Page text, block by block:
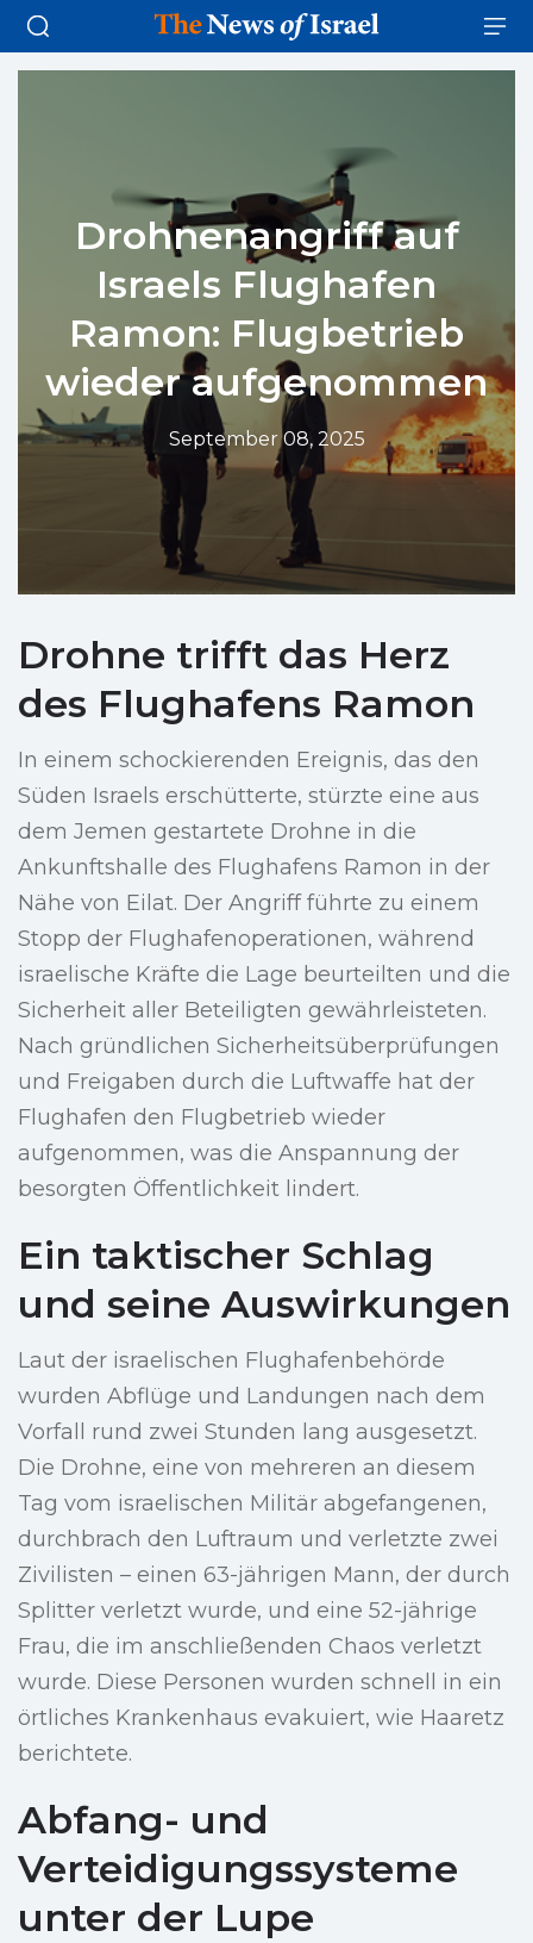
Drohnenangriff auf
Israels Flughafen
Ramon: Flugbetrieb
wieder aufgenommen
September 08, 2025
Drohne trifft das Herz
des Flughafens Ramon
In einem schockierenden Ereignis, das den
Süden Israels erschütterte, stürzte eine aus
dem Jemen gestartete Drohne in die
Ankunftshalle des Flughafens Ramon in der
Nähe von Eilat. Der Angriff führte zu einem
Stopp der Flughafenoperationen, während
israelische Kräfte die Lage beurteilten und die
Sicherheit aller Beteiligten gewährleisteten.
Nach gründlichen Sicherheitsüberprüfungen
und Freigaben durch die Luftwaffe hat der
Flughafen den Flugbetrieb wieder
aufgenommen, was die Anspannung der
besorgten Öffentlichkeit lindert.
Ein taktischer Schlag
und seine Auswirkungen
Laut der israelischen Flughafenbehörde
wurden Abflüge und Landungen nach dem
Vorfall rund zwei Stunden lang ausgesetzt.
Die Drohne, eine von mehreren an diesem
Tag vom israelischen Militär abgefangenen,
durchbrach den Luftraum und verletzte zwei
Zivilisten – einen 63-jährigen Mann, der durch
Splitter verletzt wurde, und eine 52-jährige
Frau, die im anschließenden Chaos verletzt
wurde. Diese Personen wurden schnell in ein
örtliches Krankenhaus evakuiert, wie Haaretz
berichtete.
Abfang- und
Verteidigungssysteme
unter der Lupe